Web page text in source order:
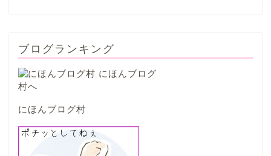
ブログランキング
にほんブログ村